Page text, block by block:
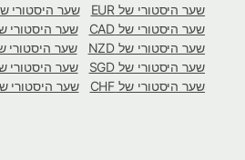
שער היסטורי של EUR
שער היסטורי של JPY
שער היסטורי של CAD
שער היסטורי של INR
שער היסטורי של NZD
שער היסטורי של ZAR
שער היסטורי של SGD
שער היסטורי של USD
שער היסטורי של CHF
שער היסטורי של IDR